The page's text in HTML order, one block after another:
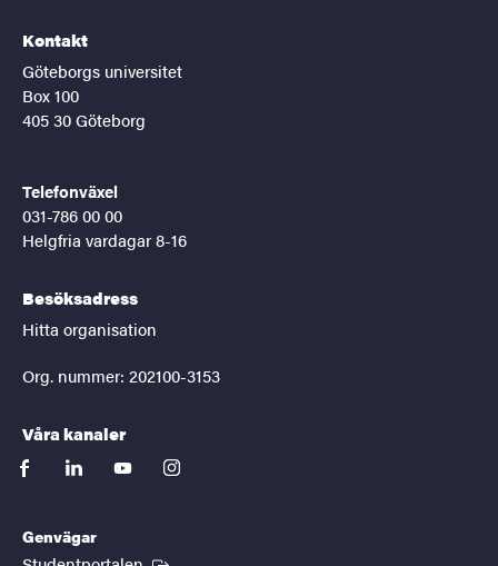
Kontakt
Göteborgs universitet
Box 100
405 30 Göteborg
Telefonväxel
031-786 00 00
Helgfria vardagar 8-16
Besöksadress
Hitta organisation
Org. nummer: 202100-3153
Våra kanaler
facebooklinkedinyoutubeinstagram
Genvägar